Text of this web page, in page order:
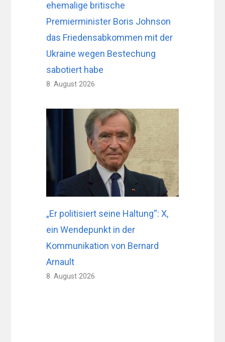
ehemalige britische
Premierminister Boris Johnson
das Friedensabkommen mit der
Ukraine wegen Bestechung
sabotiert habe
8. August 2026
„Er politisiert seine Haltung“: X,
ein Wendepunkt in der
Kommunikation von Bernard
Arnault
8. August 2026